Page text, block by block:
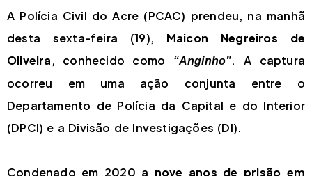
A Polícia Civil do Acre (PCAC) prendeu, na manhã
desta sexta-feira (19), Maicon Negreiros de
Oliveira, conhecido como “Anginho”. A captura
ocorreu em uma ação conjunta entre o
Departamento de Polícia da Capital e do Interior
(DPCI) e a Divisão de Investigações (DI).
Condenado em 2020 a nove anos de prisão em